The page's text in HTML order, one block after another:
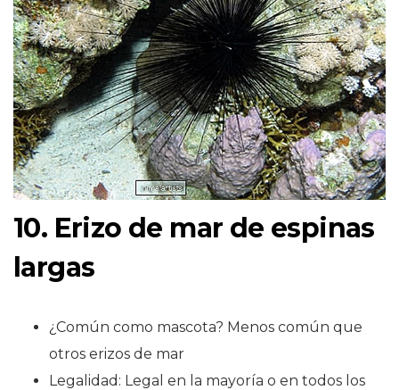
10. Erizo de mar de espinas
largas
¿Común como mascota? Menos común que
otros erizos de mar
Legalidad: Legal en la mayoría o en todos los